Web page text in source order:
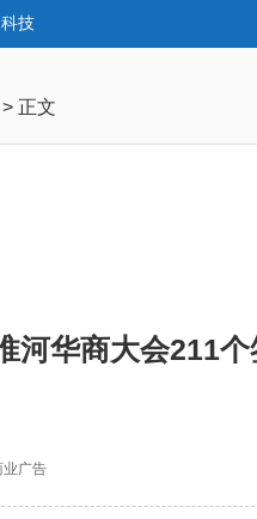
科技
> 正文
河华商大会211
广告